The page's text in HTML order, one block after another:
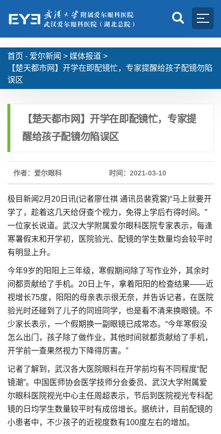
首页 - 爱尔新闻 > 媒体报道 >
【楚天都市网】开学在即配镜忙，专家提醒给孩子配镜勿陷
误区
【楚天都市网】开学在即配镜忙，专家提
醒给孩子配镜勿陷误区
作者：爱尔眼科 时间：2021-03-10
极目新闻2月20日讯(记者廖仕祺 通讯员裴霓裳)“马上就要开
学了，趁着这几天给伢查个视力，免得上学后冇得时间。”
一位家长说道。武汉大学附属爱尔眼科医院专家表示，每逢
寒暑假末和开学初，医院验光、配镜的学生数量均会较平时
有明显上升。
今年9岁的阳阳上三年级，寒假期间除了写作业外，其余时
间都贡献给了手机。20日上午，拿着阳阳的检查结果——近
视增长75度，阳阳的母亲表示很无奈，并告诉记者，在医院
验光时还碰到了儿子的同班同学，也是看不清来换眼镜。不
少家长表示，一个假期换一副眼镜已成常态。“今年寒假没
怎么出门，孩子除了做作业，其他时间就都贡献给了手机，
开学前一查果然视力下降得厉害。”
记者了解到，武汉各大医院眼科在开学前均有不同程度“配
镜潮”。中国医师协会医学技师分会委员、武汉大学附属爱
尔眼科医院视光中心主任周超表示，节后到医院视光专科配
镜的日均学生数量较平时有成倍增长。据统计，目前配镜的
小患者中，不少孩子的近视度数有100度左右的增加。